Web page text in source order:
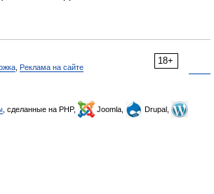
18+
Реклама на сайте
, сделанные на PHP, Joomla,
Drupal,